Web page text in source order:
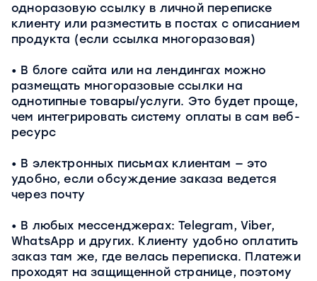
одноразовую ссылку в личной переписке
клиенту или разместить в постах с описанием
продукта (если ссылка многоразовая)
В блоге сайта или на лендингах можно
размещать многоразовые ссылки на
однотипные товары/услуги. Это будет проще,
чем интегрировать систему оплаты в сам веб-
ресурс
В электронных письмах клиентам — это
удобно, если обсуждение заказа ведется
через почту
В любых мессенджерах: Telegram, Viber,
WhatsApp и других. Клиенту удобно оплатить
заказ там же, где велась переписка. Платежи
проходят на защищенной странице, поэтому